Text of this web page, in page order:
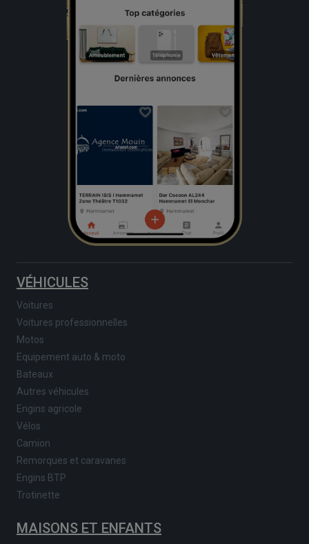
VÉHICULES
Voitures
Voitures professionnelles
Motos
Equipement auto & moto
Bateaux
Autres véhicules
Engins agricole
Vélos
Camion
Remorques et caravanes
Engins BTP
Trotinette
MAISONS ET ENFANTS